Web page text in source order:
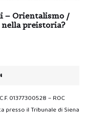
– Orientalismo /
preistoria?
01377300528 – ROC
presso il Tribunale di Siena